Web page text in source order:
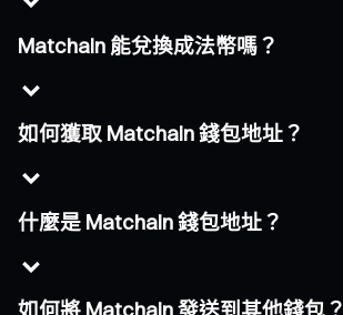
Matchain 能兌換成法幣嗎？
如何獲取 Matchain 錢包地址？
什麼是 Matchain 錢包地址？